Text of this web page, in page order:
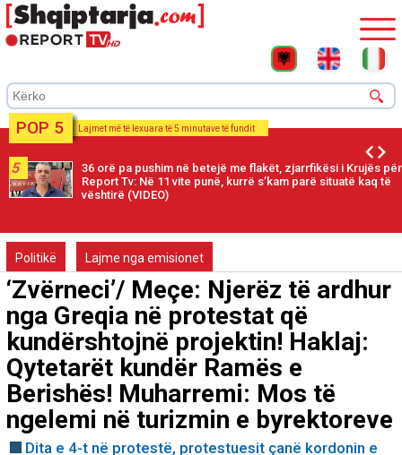
POP 5 Lajmet më të lexuara të 5 minutave të fundit
5
36 orë pa pushim në betejë me flakët, zjarrfikësi i Krujës për
Report Tv: Në 11 vite punë, kurrë s’kam parë situatë kaq të
vështirë (VIDEO)
Politikë Lajme nga emisionet
‘Zvërneci’/ Meçe: Njerëz të ardhur
nga Greqia në protestat që
kundërshtojnë projektin! Haklaj:
Qytetarët kundër Ramës e
Berishës! Muharremi: Mos të
ngelemi në turizmin e byrektoreve
Dita e 4-t në protestë, protestuesit çanë kordonin e